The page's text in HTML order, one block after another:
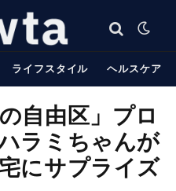
ライフスタイル ヘルスケア
自由区」プロ
ラミちゃんが
にサプライズ